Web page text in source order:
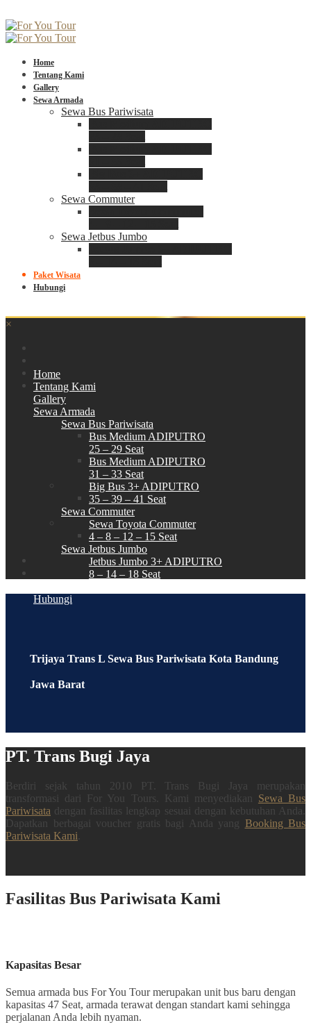
Home
Tentang Kami
Gallery
Sewa Armada
Sewa Bus Pariwisata
Sewa Commuter
Sewa Jetbus Jumbo
Paket Wisata
Hubungi
×
Home
Tentang Kami
Gallery
Sewa Armada
Sewa Bus Pariwisata
Bus Medium ADIPUTRO
25 – 29 Seat
Bus Medium ADIPUTRO
31 – 33 Seat
Big Bus 3+ ADIPUTRO
35 – 39 – 41 Seat
Sewa Commuter
Sewa Toyota Commuter
4 – 8 – 12 – 15 Seat
Sewa Jetbus Jumbo
Jetbus Jumbo 3+ ADIPUTRO
8 – 14 – 18 Seat
Hubungi
Trijaya Trans L Sewa Bus Pariwisata Kota Bandung
Jawa Barat
PT. Trans Bugi Jaya
Berdiri sejak tahun 2010 PT. Trans Bugi Jaya merupakan
transformasi dari For You Tours. Kami menyediakan Sewa Bus
Pariwisata dengan fasilitas lengkap sesuai dengan kebutuhan Anda.
Dapatkan berbagai voucher gratis bagi Anda yang Booking Bus
Pariwisata Kami
Fasilitas Bus Pariwisata Kami
Kapasitas Besar
Semua armada bus For You Tour merupakan unit bus baru dengan
kapasitas 47 Seat, armada terawat dengan standart kami sehingga
perjalanan Anda lebih nyaman.